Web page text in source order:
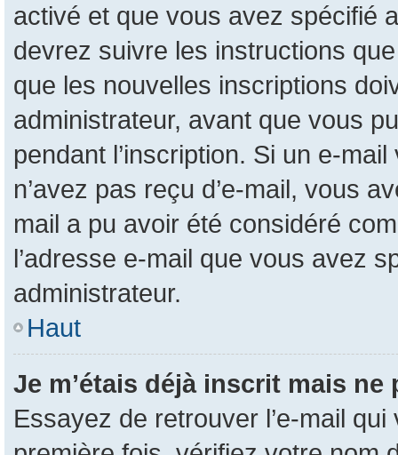
activé et que vous avez spécifié
devrez suivre les instructions
que les nouvelles inscriptions
administrateur, avant que vous
pendant l’inscription. Si un e-
n’avez pas reçu d’e-mail, vous
mail a pu avoir été considéré
l’adresse e-mail que vous avez
administrateur.
Haut
Je m’étais déjà inscrit mais
Essayez de retrouver l’e-mail